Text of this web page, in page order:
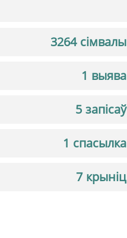
3264 сімвалы
1 выява
5 запісаў
1 спасылка
7 крыніц